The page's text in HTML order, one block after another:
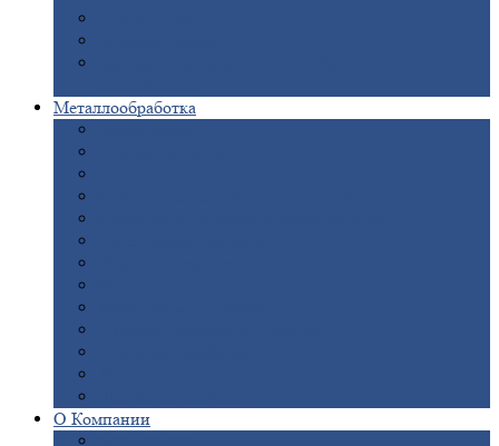
Металлообработка
О Компании